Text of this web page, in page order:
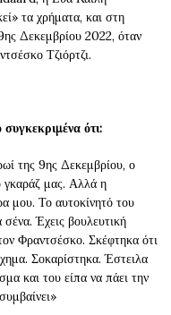
τα χρήματα, και στη
Δεκεμβρίου 2022, όταν
Τζιόρτζι.
ότι:
της 9ης Δεκεμβρίου, ο
γκαράζ μας. Αλλά η
μου. Το αυτοκίνητό του
σένα. Έχεις βουλευτική
Φραντσέσκο. Σκέφτηκα ότι
Σοκαρίστηκα. Έστειλα
και του είπα να πάει την